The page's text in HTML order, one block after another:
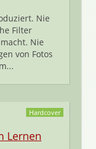
Nie
Filter
Nie
von Fotos
Hardcover
Lernen